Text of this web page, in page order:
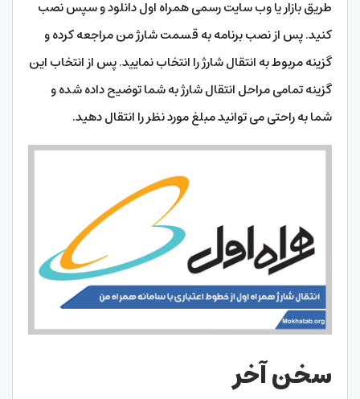
طریق بازار یا وب سایت رسمی همراه اول دانلود و سپس نصب
کنید. پس از نصب برنامه به قسمت شارژ من مراجعه کرده و
گزینه مربوط به انتقال شارژ را انتخاب نمایید. پس از انتخاب این
گزینه تمامی مراحل انتقال شارژ به شما توضیح داده شده و
شما به راحتی می توانید مبلغ مورد نظر را انتقال دهید.
سخن آخر